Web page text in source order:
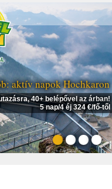
aktív napok Hochkaron
40+ belépővel az árban!
5 nap/4 éj 324 €/fő-től